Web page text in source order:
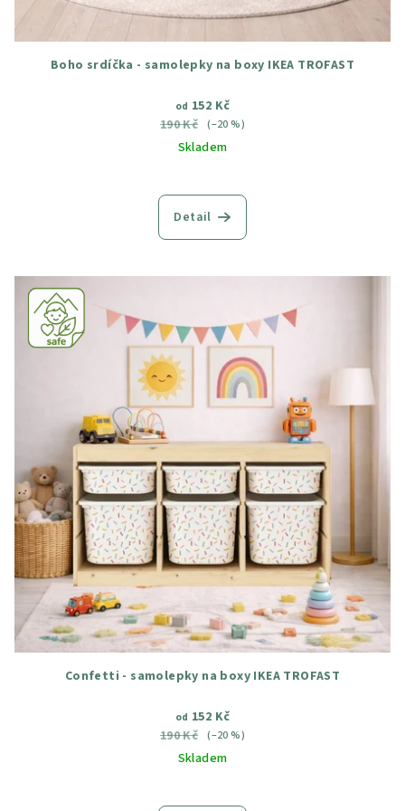
Boho srdíčka - samolepky na boxy IKEA TROFAST
od 152 Kč
190 Kč (–20 %)
Skladem
hodnocení
produktu
Detail
Confetti - samolepky na boxy IKEA TROFAST
od 152 Kč
190 Kč (–20 %)
Skladem
hodnocení